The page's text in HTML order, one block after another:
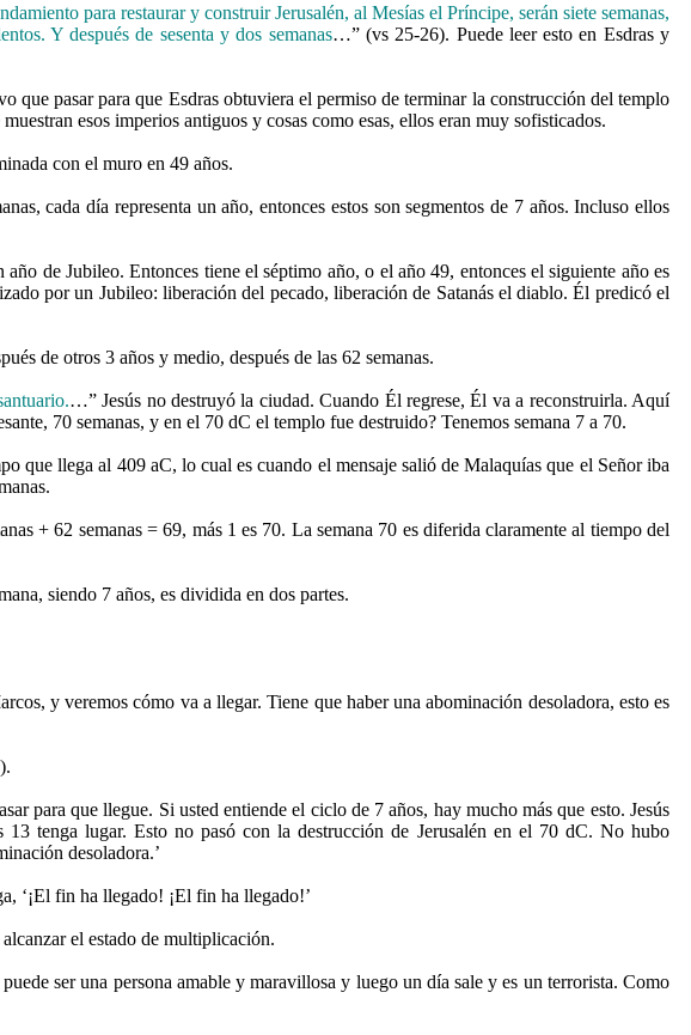
para restaurar y construir Jerusalén, al Mesías el Príncipe, serán siete semanas,
Y después de sesenta y dos semanas…” (vs 25-26). Puede leer esto en Esdras y
que pasar para que Esdras obtuviera el permiso de terminar la construcción del templo
esos imperios antiguos y cosas como esas, ellos eran muy sofisticados.
con el muro en 49 años.
cada día representa un año, entonces estos son segmentos de 7 años. Incluso ellos
de Jubileo. Entonces tiene el séptimo año, o el año 49, entonces el siguiente año es
por un Jubileo: liberación del pecado, liberación de Satanás el diablo. Él predicó el
de otros 3 años y medio, después de las 62 semanas.
…” Jesús no destruyó la ciudad. Cuando Él regrese, Él va a reconstruirla. Aquí
70 semanas, y en el 70 dC el templo fue destruido? Tenemos semana 7 a 70.
que llega al 409 aC, lo cual es cuando el mensaje salió de Malaquías que el Señor iba
+ 62 semanas = 69, más 1 es 70. La semana 70 es diferida claramente al tiempo del
siendo 7 años, es dividida en dos partes.
y veremos cómo va a llegar. Tiene que haber una abominación desoladora, esto es
para que llegue. Si usted entiende el ciclo de 7 años, hay mucho más que esto. Jesús
tenga lugar. Esto no pasó con la destrucción de Jerusalén en el 70 dC. No hubo
desoladora.’
‘¡El fin ha llegado! ¡El fin ha llegado!’
el estado de multiplicación.
ser una persona amable y maravillosa y luego un día sale y es un terrorista. Como